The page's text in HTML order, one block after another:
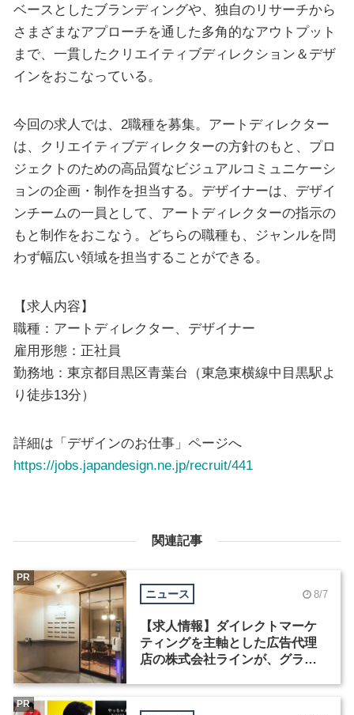
ベースとしたブランディングや、独自のリサーチから
さまざまなアプローチを通した多角的なアウトプット
まで、一貫したクリエイティブディレクション＆デザ
インをおこなっている。
今回の求人では、2職種を募集。アートディレクター
は、クリエイティブディレクターの方針のもと、プロ
ジェクトのための高品質なビジュアルコミュニケーシ
ョンの企画・制作を担当する。デザイナーは、デザイ
ンチームの一員として、アートディレクターの指示の
もと制作をおこなう。どちらの職種も、ジャンルを問
わず幅広い領域を担当することができる。
【求人内容】
職種：アートディレクター、デザイナー
雇用形態：正社員
勤務地：東京都目黒区青葉台（東急東横線中目黒駅よ
り徒歩13分）
詳細は「デザインのお仕事」ページへ
https://jobs.japandesign.ne.jp/recruit/441
関連記事
ニュース 8/7
【求人情報】ダイレクトマーケ
ティングを主軸とした広告代理
店の株式会社ラインが、グラフ
PR
PR